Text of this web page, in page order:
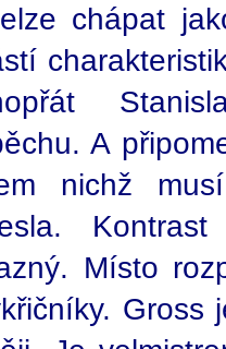
chápat
A
nichž
Místo
Gross